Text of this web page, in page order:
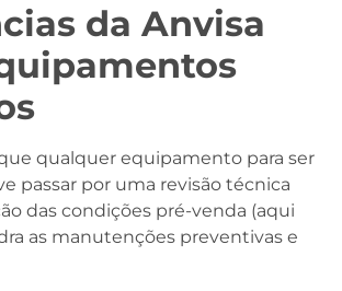
da Anvisa
qualquer equipamento para ser
passar por uma revisão técnica
das condições pré-venda (aqui
as manutenções preventivas e